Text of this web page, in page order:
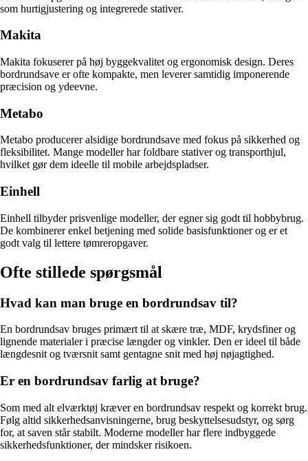
som hurtigjustering og integrerede stativer.
Makita
Makita fokuserer på høj byggekvalitet og ergonomisk design. Deres
bordrundsave er ofte kompakte, men leverer samtidig imponerende
præcision og ydeevne.
Metabo
Metabo producerer alsidige bordrundsave med fokus på sikkerhed og
fleksibilitet. Mange modeller har foldbare stativer og transporthjul,
hvilket gør dem ideelle til mobile arbejdspladser.
Einhell
Einhell tilbyder prisvenlige modeller, der egner sig godt til hobbybrug.
De kombinerer enkel betjening med solide basisfunktioner og er et
godt valg til lettere tømreropgaver.
Ofte stillede spørgsmål
Hvad kan man bruge en bordrundsav til?
En bordrundsav bruges primært til at skære træ, MDF, krydsfiner og
lignende materialer i præcise længder og vinkler. Den er ideel til både
længdesnit og tværsnit samt gentagne snit med høj nøjagtighed.
Er en bordrundsav farlig at bruge?
Som med alt elværktøj kræver en bordrundsav respekt og korrekt brug.
Følg altid sikkerhedsanvisningerne, brug beskyttelsesudstyr, og sørg
for, at saven står stabilt. Moderne modeller har flere indbyggede
sikkerhedsfunktioner, der mindsker risikoen.